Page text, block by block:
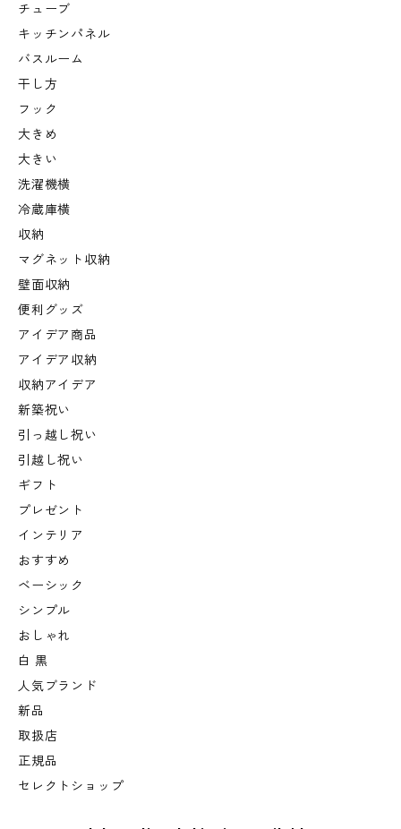
チューブ
キッチンパネル
バスルーム
干し方
フック
大きめ
大きい
洗濯機横
冷蔵庫横
収納
マグネット収納
壁面収納
便利グッズ
アイデア商品
アイデア収納
収納アイデア
新築祝い
引っ越し祝い
引越し祝い
ギフト
プレゼント
インテリア
おすすめ
ベーシック
シンプル
おしゃれ
白 黒
人気ブランド
新品
取扱店
正規品
セレクトショップ